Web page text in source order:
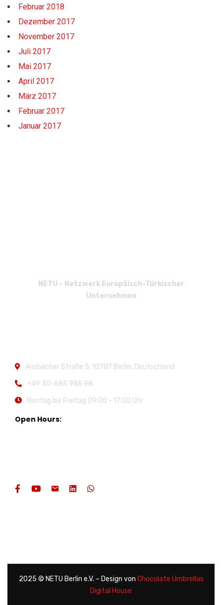
Februar 2018
Dezember 2017
November 2017
Juli 2017
Mai 2017
April 2017
März 2017
Februar 2017
Januar 2017
NETU – Netzwerk Europäisch-Türkischer
Unternehmen
Ansbacher Straße 5, 10787 Berlin, Deutschland
+49 30-685 985 98
Montag bis Freitag 09:00 - 17:00 Uhr
Open Hours:
2025 © NETU Berlin e.V. – Design von Chocolate Umbrellas
Digital House